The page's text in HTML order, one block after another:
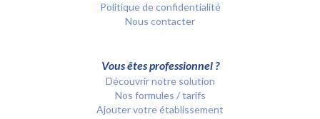
Politique de confidentialité
Nous contacter
Vous êtes professionnel ?
Découvrir notre solution
Nos formules / tarifs
Ajouter votre établissement